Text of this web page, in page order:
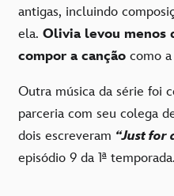
antigas, incluindo
ela. Olivia levou menos
compor a canção como
Outra música da série foi
parceria com seu colega
dois escreveram “Just for
episódio 9 da 1ª temporada.